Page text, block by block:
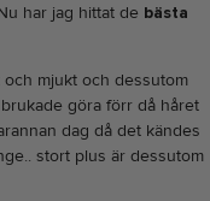
har jag hittat de bästa
och mjukt och dessutom
göra förr då håret
dag då det kändes
stort plus är dessutom